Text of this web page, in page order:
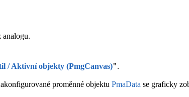
/ Aktivní objekty (PmgCanvas)".
proměnné objektu PmaData se graficky